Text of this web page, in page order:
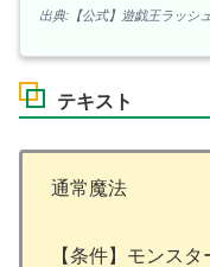
出典:【公式】遊戯王ラッシ
テキスト
通常魔法
【条件】モンス